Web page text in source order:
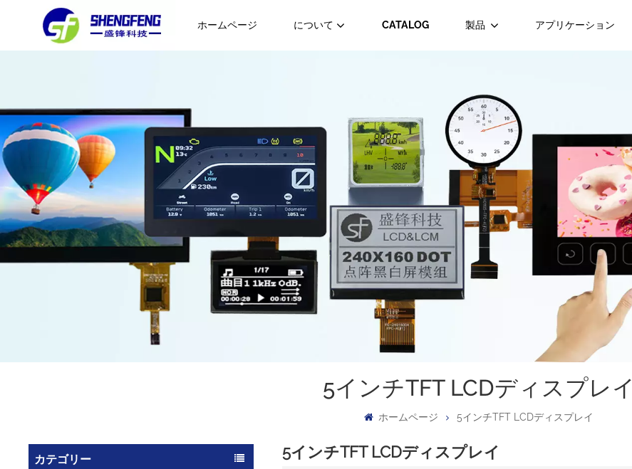
ホームページ について CATALOG 製品 アプリケーション
5インチTFT LCDディスプレイ
ホームページ 5インチTFT LCDディスプレイ
カテゴリー 5インチTFT LCDディスプレイ